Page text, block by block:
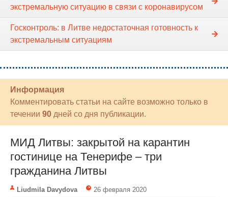
экстремальную ситуацию в связи с коронавирусом
Госконтроль: в Литве недостаточная готовность к
экстремальным ситуациям
Информация
Комментировать статьи на сайте возможно только в
течении 90 дней со дня публикации.
МИД Литвы: закрытой на карантин
гостинице на Тенерифе – три
гражданина Литвы
Liudmila Davydova 26 февраля 2020